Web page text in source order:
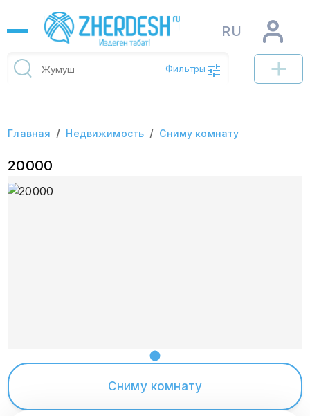
RU
Фильтры
Главная / Недвижимость / Сниму комнату
20000
Сниму комнату